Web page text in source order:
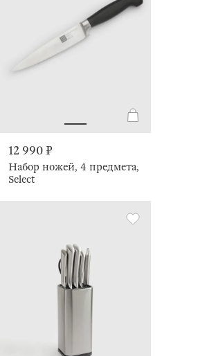
12 990 ₽
Набор ножей, 4 предмета,
Select